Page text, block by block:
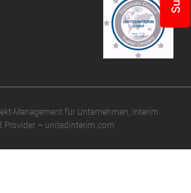
Management für Unternehmen, Interim
Provider – unitedinterim.com